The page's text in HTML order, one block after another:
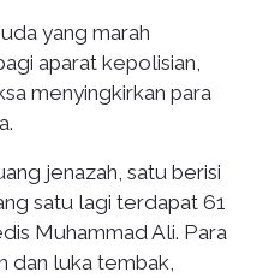
yang marah
aparat kepolisian,
menyingkirkan para
jenazah, satu berisi
satu lagi terdapat 61
Muhammad Ali. Para
dan luka tembak,